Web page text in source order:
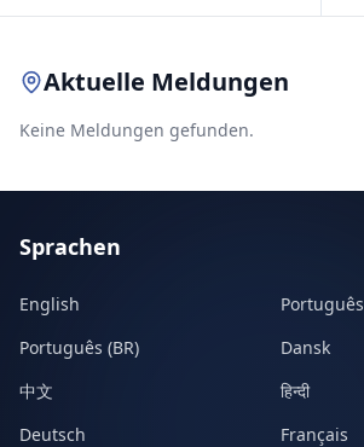
Aktuelle Meldungen
Keine Meldungen gefunden.
Sprachen
English
Português
Português (BR)
Dansk
中文
हिन्दी
Deutsch
Français